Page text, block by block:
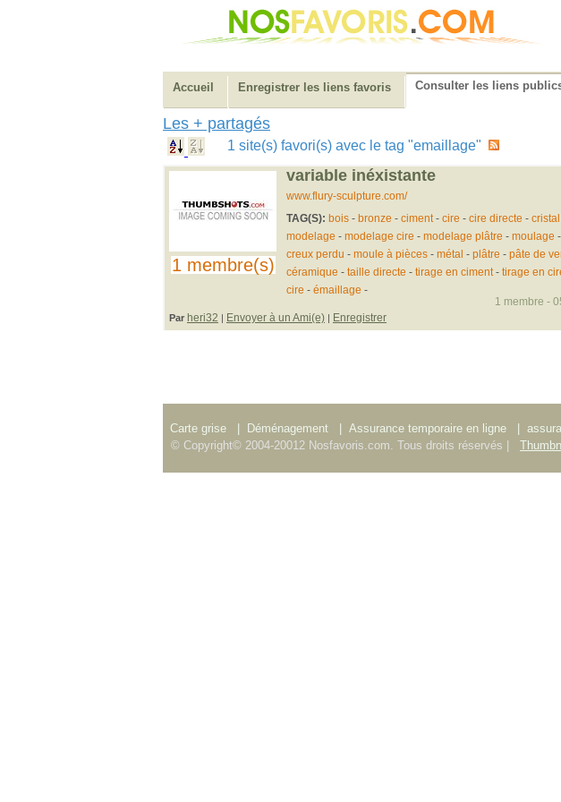
Accueil Enregistrer les liens favoris Consulter les liens
Les + partagés
1 site(s) favori(s) avec le tag "emaillage"
1 membre(s)
variable inéxistante
www.flury-sculpture.com/
TAG(S): bois- bronze - ciment- cire - cire directe - cristal
modelage - modelage cire - modelage plâtre - moulage -
creux perdu - moule à pièces- métal - plâtre - pâte de
céramique - taille directe - tirage en ciment- tirage en
cire - émaillage -
Par heri32 | Envoyer à un Ami(e) | Enregistrer
1 membre -
Carte grise Déménagement Assurance temporaire en ligne
© Copyright© 2004-20012 Nosfavoris.com. Tous droits réservés |